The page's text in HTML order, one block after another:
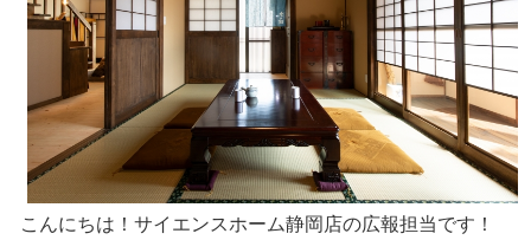
こんにちは！サイエンスホーム静岡店の広報担当です！